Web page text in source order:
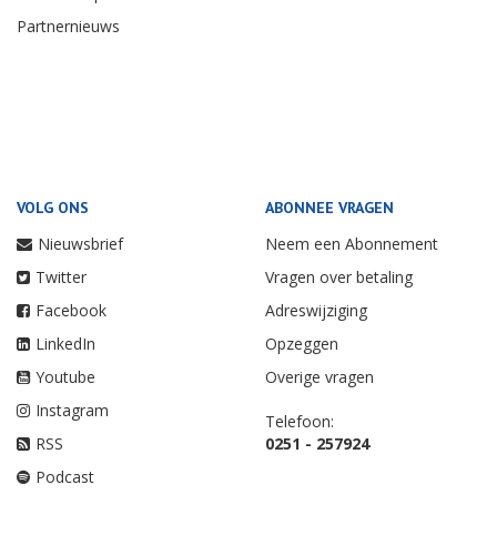
Partnernieuws
VOLG ONS
Nieuwsbrief
Twitter
Facebook
LinkedIn
Youtube
Instagram
RSS
Podcast
ABONNEE VRAGEN
Neem een Abonnement
Vragen over betaling
Adreswijziging
Opzeggen
Overige vragen
Telefoon:
0251 - 257924